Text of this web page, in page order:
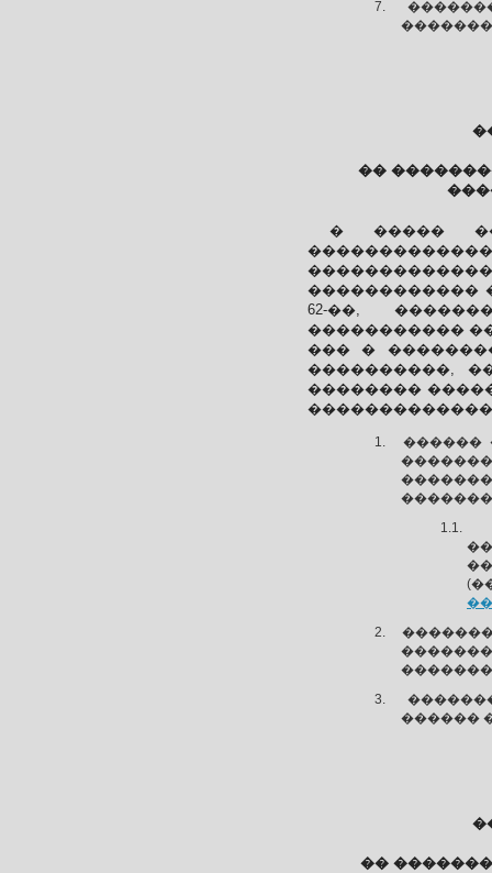
��
� �����
������������
62-��,
�����������
��� � ��������
����������,
��������
������
������
��